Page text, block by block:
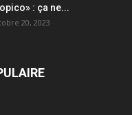
: ça ne...
20, 2023